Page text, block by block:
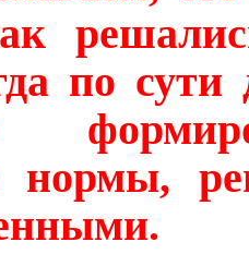
по
нормы,